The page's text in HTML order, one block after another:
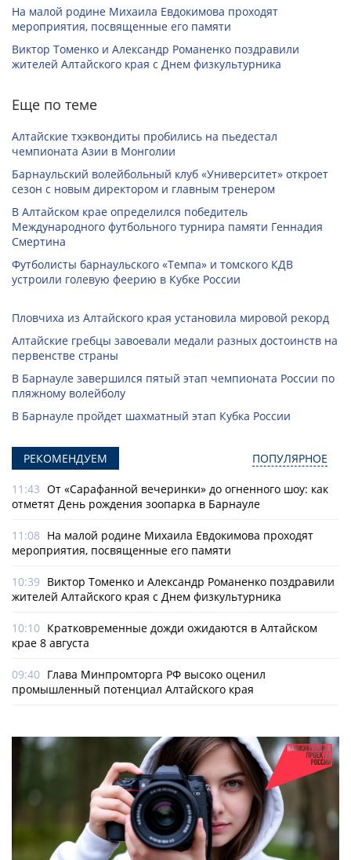
На малой родине Михаила Евдокимова проходят
мероприятия, посвященные его памяти
Виктор Томенко и Александр Романенко поздравили
жителей Алтайского края с Днем физкультурника
Еще по теме
Алтайские тхэквондиты пробились на пьедестал
чемпионата Азии в Монголии
Барнаульский волейбольный клуб «Университет» откроет
сезон с новым директором и главным тренером
В Алтайском крае определился победитель
Международного футбольного турнира памяти Геннадия
Смертина
Футболисты барнаульского «Темпа» и томского КДВ
устроили голевую феерию в Кубке России
Пловчиха из Алтайского края установила мировой рекорд
Алтайские гребцы завоевали медали разных достоинств на
первенстве страны
В Барнауле завершился пятый этап чемпионата России по
пляжному волейболу
В Барнауле пройдет шахматный этап Кубка России
РЕКОМЕНДУЕМ ПОПУЛЯРНОЕ
11:43 От «Сарафанной вечеринки» до огненного шоу: как
отметят День рождения зоопарка в Барнауле
11:08 На малой родине Михаила Евдокимова проходят
мероприятия, посвященные его памяти
10:39 Виктор Томенко и Александр Романенко поздравили
жителей Алтайского края с Днем физкультурника
10:10 Кратковременные дожди ожидаются в Алтайском
крае 8 августа
09:40 Глава Минпромторга РФ высоко оценил
промышленный потенциал Алтайского края